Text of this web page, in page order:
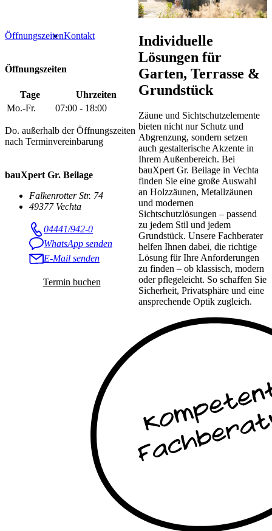
ÖffnungszeitenKontakt
Öffnungszeiten
Tage
Uhrzeiten
Mo.-Fr.
07:00 - 18:00
Do. außerhalb der Öffnungszeiten
nach Terminvereinbarung
bauXpert Gr. Beilage
Falkenrotter Str. 74
49377 Vechta
04441/942-0
WhatsApp senden
E-Mail senden
Termin buchen
Individuelle
Lösungen für
Garten, Terrasse &
Grundstück
Zäune und Sichtschutzelemente
bieten nicht nur Schutz und
Abgrenzung, sondern setzen
auch gestalterische Akzente in
Ihrem Außenbereich. Bei
bauXpert Gr. Beilage in Vechta
finden Sie eine große Auswahl
an Holzzäunen, Metallzäunen
und modernen
Sichtschutzlösungen – passend
zu jedem Stil und jedem
Grundstück. Unsere Fachberater
helfen Ihnen dabei, die richtige
Lösung für Ihre Anforderungen
zu finden – ob klassisch, modern
oder pflegeleicht. So schaffen Sie
Sicherheit, Privatsphäre und eine
ansprechende Optik zugleich.